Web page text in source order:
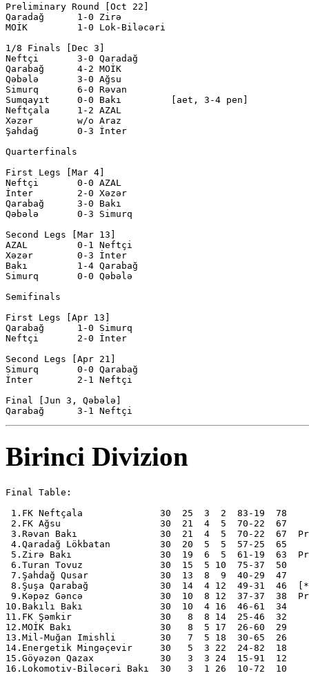
Preliminary Round [Oct 22]
Qaradağ      1-0 Zirə
MOİK         1-0 Lok-Biləcəri
1/8 Finals [Dec 3]
Neftçi       3-0 Qaradağ
Qarabağ      4-2 MOİK
Qəbələ       3-0 Ağsu
Simurq       6-0 Rəvan
Sumqayıt     0-0 Bakı         [aet, 3-4 pen]
Neftçala     1-2 AZAL
Xəzər        w/o Araz
Şahdağ       0-3 İnter
Quarterfinals
First Legs [Mar 4]
Neftçi       0-0 AZAL
İnter        2-0 Xəzər
Qarabağ      3-0 Bakı
Qəbələ       0-3 Simurq
Second Legs [Mar 13]
AZAL         0-1 Neftçi
Xəzər        0-3 İnter
Bakı         1-4 Qarabağ
Simurq       0-0 Qəbələ
Semifinals
First Legs [Apr 13]
Qarabağ      1-0 Simurq
Neftçi       2-0 İnter
Second Legs [Apr 21]
Simurq       0-0 Qarabağ
İnter        2-1 Neftçi
Final [Jun 3, Qəbələ]
Birinci Divizion
Final Table:
1.FK Neftçala              30  25  3  2  83-19  78
2.FK Ağsu                  30  21  4  5  70-22  67
3.Rəvan Bakı               30  21  4  5  70-22  67
4.Qaradağ Lökbatan         30  20  5  5  57-25  65
5.Zirə Bakı                30  19  6  5  61-19  63
6.Turan Tovuz              30  15  5 10  75-37  50
7.Şahdağ Qusar             30  13  8  9  40-29  47
8.Şuşa Qarabağ             30  14  4 12  49-31  46
9.Kəpəz Gəncə              30  10  8 12  37-37  38
10.Bakılı Bakı              30  10  4 16  46-61  34
11.FK Şəmkir                30   8  8 14  25-46  32
12.MOİK Bakı                30   8  5 17  26-60  29
13.Mil-Muğan Imishli        30   7  5 18  30-65  26
14.Energetik Mingəçevir     30   5  3 22  24-82  18
15.Göyəzən Qazax            30   3  3 24  15-91  12
16.Lokomotiv-Biləcəri Bakı  30   3  1 26  10-72  10